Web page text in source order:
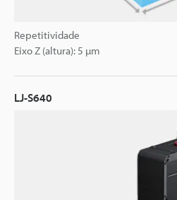
Repetitividade
Eixo Z (altura): 5 µm
LJ-S640